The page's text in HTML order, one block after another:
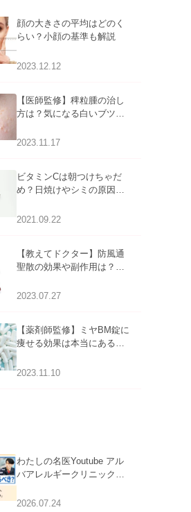
顔の大きさの平均はどのく
らい？小顔の基準も解説
2023.12.12
【医師監修】稗粒腫の治し
方は？気になる白いブツブ
アについて
2023.11.17
ビタミンCは朝つけちゃだ
め？日焼けやシミの原因に
2021.09.22
【教えてドクター】防風通
聖散の効果や副作用は？長
2023.07.27
【薬剤師監修】ミヤBM錠に
痩せる効果は本当にある
2023.11.10
わたしの名医Youtube アル
バアレルギークリニック札
える男性へ｜医師が教える
2026.07.24